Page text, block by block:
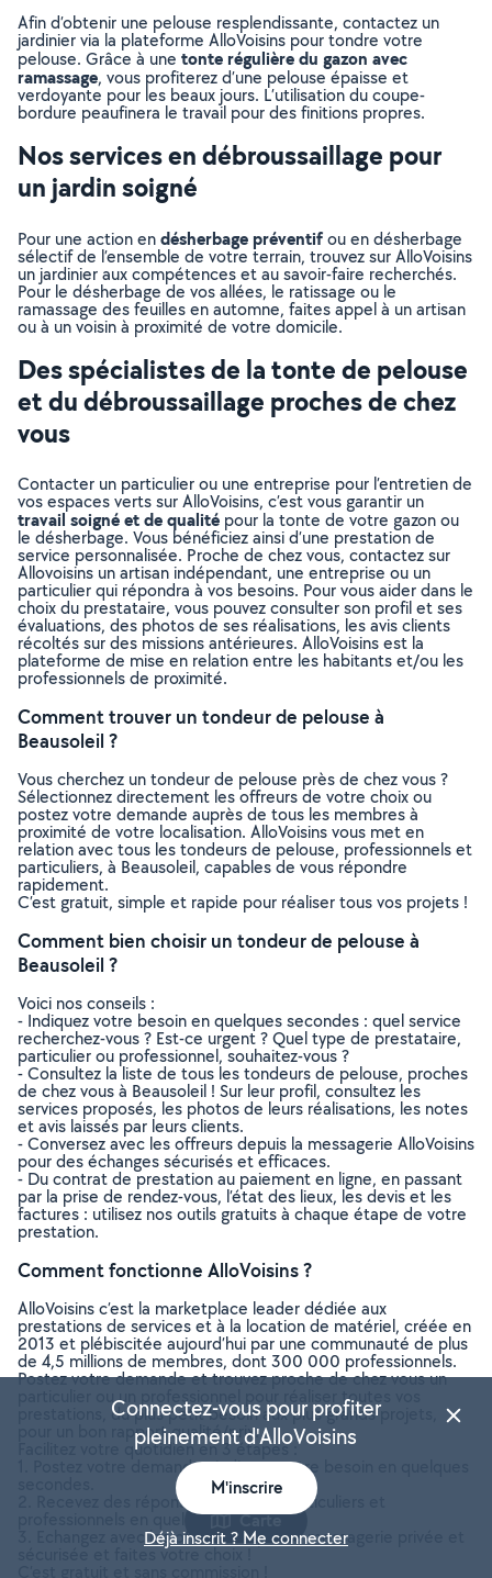
Afin d’obtenir une pelouse resplendissante, contactez un
jardinier via la plateforme AlloVoisins pour tondre votre
pelouse. Grâce à une tonte régulière du gazon avec
ramassage, vous profiterez d’une pelouse épaisse et
verdoyante pour les beaux jours. L’utilisation du coupe-
bordure peaufinera le travail pour des finitions propres.
Nos services en débroussaillage pour
un jardin soigné
Pour une action endésherbage préventifou en désherbage
sélectif de l’ensemble de votre terrain, trouvez sur AlloVoisins
un jardinier aux compétences et au savoir-faire recherchés.
Pour le désherbage de vos allées, le ratissage ou le
ramassage des feuilles en automne, faites appel à un artisan
ou à un voisin à proximité de votre domicile.
Des spécialistes de la tonte de pelouse
et du débroussaillage proches de chez
vous
Contacter un particulier ou une entreprise pour l’entretien de
vos espaces verts sur AlloVoisins, c’est vous garantir un
travail soigné et de qualité pour la tonte de votre gazon ou
le désherbage. Vous bénéficiez ainsi d’une prestation de
service personnalisée. Proche de chez vous, contactez sur
Allovoisins un artisan indépendant, une entreprise ou un
particulier qui répondra à vos besoins. Pour vous aider dans le
choix du prestataire, vous pouvez consulter son profil et ses
évaluations, des photos de ses réalisations, les avis clients
récoltés sur des missions antérieures. AlloVoisins est la
plateforme de mise en relation entre les habitants et/ou les
professionnels de proximité.
Comment trouver un tondeur de pelouse à
Beausoleil ?
Vous cherchez un tondeur de pelouse près de chez vous ?
Sélectionnez directement les offreurs de votre choix ou
postez votre demande auprès de tous les membres à
proximité de votre localisation. AlloVoisins vous met en
relation avec tous les tondeurs de pelouse, professionnels et
particuliers, à Beausoleil, capables de vous répondre
rapidement.
C’est gratuit, simple et rapide pour réaliser tous vos projets !
Comment bien choisir un tondeur de pelouse à
Beausoleil ?
Voici nos conseils :
- Indiquez votre besoin en quelques secondes : quel service
recherchez-vous ? Est-ce urgent ? Quel type de prestataire,
particulier ou professionnel, souhaitez-vous ?
- Consultez la liste de tous les tondeurs de pelouse, proches
de chez vous à Beausoleil ! Sur leur profil, consultez les
services proposés, les photos de leurs réalisations, les notes
et avis laissés par leurs clients.
- Conversez avec les offreurs depuis la messagerie AlloVoisins
pour des échanges sécurisés et efficaces.
- Du contrat de prestation au paiement en ligne, en passant
par la prise de rendez-vous, l’état des lieux, les devis et les
factures : utilisez nos outils gratuits à chaque étape de votre
prestation.
Comment fonctionne AlloVoisins ?
AlloVoisins c’est la marketplace leader dédiée aux
prestations de services et à la location de matériel, créée en
2013 et plébiscitée aujourd’hui par une communauté de plus
de 4,5 millions de membres, dont 300 000 professionnels.
Postez votre demande et trouvez proche de chez vous un
particulier ou un professionnel pour réaliser toutes vos
prestations, du plus petit besoin aux plus grands projets,
pour un bon rapport qualité/prix.
Facilitez votre quotidien en 3 étapes :
1. Postez votre demande : indiquez votre besoin en quelques
2. Recevez des réponses d’offreurs particuliers et
professionnels en quelques minutes.
3. Echangez avec les offreurs depuis la messagerie privée et
sécurisée et faites votre choix !
Carte
Connectez-vous pour profiter
pleinement d'AlloVoisins
M'inscrire
Déjà inscrit ? Me connecter